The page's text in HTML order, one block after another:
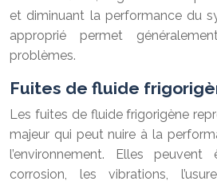
et diminuant la performance du
approprié permet
problèmes.
Fuites de fluide
Les fuites de fluide frigorigène
majeur qui peut nuire à la
l’environnement. Elles
corrosion, les vibrations,